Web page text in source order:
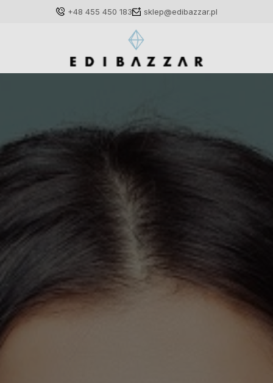
+48 455 450 183 sklep@edibazzar.pl
Załóż konto
Wybierz coś dla siebie z naszej aktualnej oferty lub
zaloguj się, aby przywrócić dodane produkty do listy